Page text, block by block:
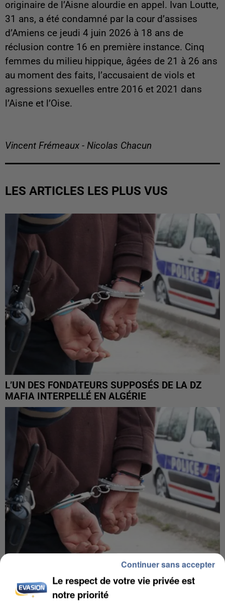
originaire de l’Aisne alourdie en appel. Ivan Loutte,
31 ans, a été condamné par la cour d’assises
d’Amiens ce jeudi 4 juin 2026 à 18 ans de
réclusion contre 16 en première instance. Cinq
femmes du milieu hippique, âgées de 21 à 26 ans
au moment des faits, l’accusaient de viols et
agressions sexuelles entre 2016 et 2021 dans
l’Aisne et l’Oise.
Vincent Frémeaux - Nicolas Chacun
LES ARTICLES LES PLUS VUS
L’UN DES FONDATEURS SUPPOSÉS DE LA DZ
MAFIA INTERPELLÉ EN ALGÉRIE
UN SECOND CADRE DE LA DZ MAFIA
INTERPELLÉ EN ALGÉRIE
Le respect de votre vie privée est
notre priorité
Continuer sans accepter